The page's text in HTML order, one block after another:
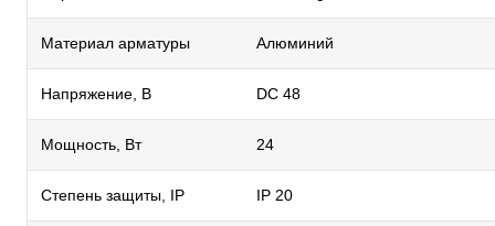
Материал арматуры Алюминий
Напряжение, В DC 48
Мощность, Вт 24
Степень защиты, IP IP 20